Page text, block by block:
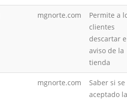
mgnorte.com
Permite a
clientes
descartar
aviso de la
tienda
mgnorte.com
Saber si
aceptado la